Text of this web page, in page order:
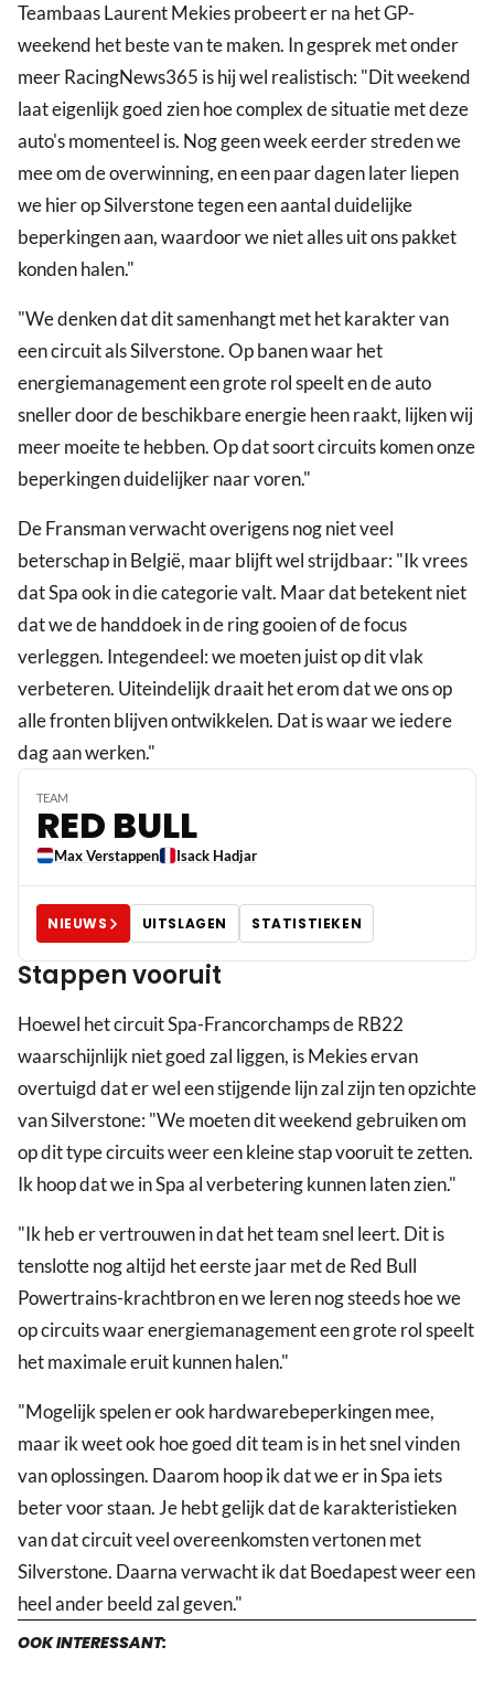
Teambaas Laurent Mekies probeert er na het GP-
weekend het beste van te maken. In gesprek met onder
meer RacingNews365 is hij wel realistisch: "Dit weekend
laat eigenlijk goed zien hoe complex de situatie met deze
auto's momenteel is. Nog geen week eerder streden we
mee om de overwinning, en een paar dagen later liepen
we hier op Silverstone tegen een aantal duidelijke
beperkingen aan, waardoor we niet alles uit ons pakket
konden halen."
"We denken dat dit samenhangt met het karakter van
een circuit als Silverstone. Op banen waar het
energiemanagement een grote rol speelt en de auto
sneller door de beschikbare energie heen raakt, lijken wij
meer moeite te hebben. Op dat soort circuits komen onze
beperkingen duidelijker naar voren."
De Fransman verwacht overigens nog niet veel
beterschap in België, maar blijft wel strijdbaar: "Ik vrees
dat Spa ook in die categorie valt. Maar dat betekent niet
dat we de handdoek in de ring gooien of de focus
verleggen. Integendeel: we moeten juist op dit vlak
verbeteren. Uiteindelijk draait het erom dat we ons op
alle fronten blijven ontwikkelen. Dat is waar we iedere
dag aan werken."
TEAM
RED BULL
Max Verstappen Isack Hadjar
NIEUWS UITSLAGEN STATISTIEKEN
Stappen vooruit
Hoewel het circuit Spa-Francorchamps de RB22
waarschijnlijk niet goed zal liggen, is Mekies ervan
overtuigd dat er wel een stijgende lijn zal zijn ten opzichte
van Silverstone: "We moeten dit weekend gebruiken om
op dit type circuits weer een kleine stap vooruit te zetten.
Ik hoop dat we in Spa al verbetering kunnen laten zien."
"Ik heb er vertrouwen in dat het team snel leert. Dit is
tenslotte nog altijd het eerste jaar met de Red Bull
Powertrains-krachtbron en we leren nog steeds hoe we
op circuits waar energiemanagement een grote rol speelt
het maximale eruit kunnen halen."
"Mogelijk spelen er ook hardwarebeperkingen mee,
maar ik weet ook hoe goed dit team is in het snel vinden
van oplossingen. Daarom hoop ik dat we er in Spa iets
beter voor staan. Je hebt gelijk dat de karakteristieken
van dat circuit veel overeenkomsten vertonen met
Silverstone. Daarna verwacht ik dat Boedapest weer een
heel ander beeld zal geven."
OOK INTERESSANT: